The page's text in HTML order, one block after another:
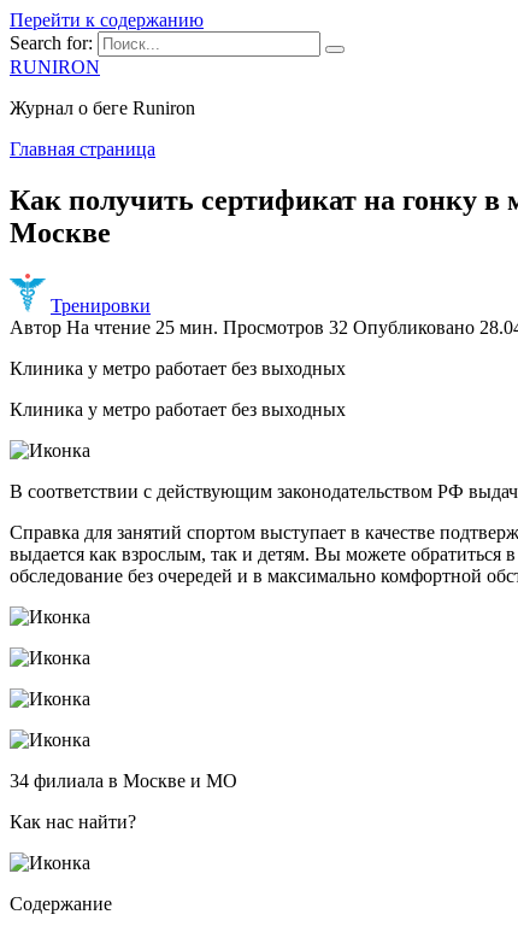
Перейти к содержанию
Search for:
RUNIRON
Журнал о беге Runiron
Главная страница
Как получить сертификат на гонку
Москве
Тренировки
Автор На чтение 25 мин. Просмотров 32 Опубликовано
Клиника у метро работает без выходных
Клиника у метро работает без выходных
В соответствии с действующим законодательством РФ
Справка для занятий спортом выступает в качестве
выдается как взрослым, так и детям. Вы можете
обследование без очередей и в максимально комфортной
34 филиала в Москве и МО
Как нас найти?
Содержание